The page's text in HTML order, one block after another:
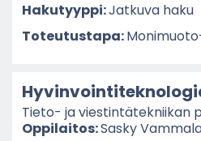
Ha­ku­tyyp­pi:Jat­ku­va haku
To­teu­tus­ta­pa:
Tieto-​ ja vies­tin­tä­tek­nii­kan
Op­pi­lai­tos:Sasky